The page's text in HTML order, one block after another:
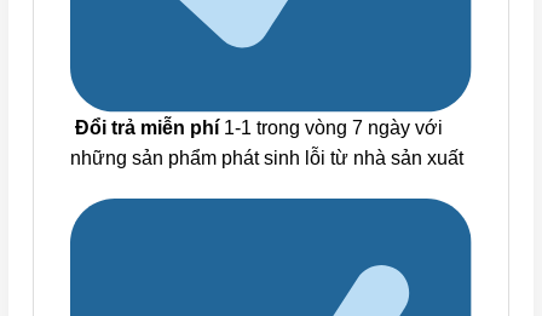
Đổi trả miễn phí1-1 trong vòng 7 ngày với
những sản phẩm phát sinh lỗi từ nhà sản xuất